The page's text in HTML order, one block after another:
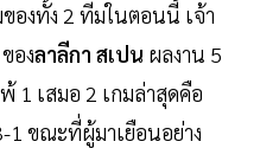
องทั้ง 2 ทีมในตอนนี้ เจ้า
องลาลีกา สเปน ผลงาน 5
1 เสมอ 2 เกมล่าสุดคือ
1 ขณะที่ผู้มาเยือนอย่าง